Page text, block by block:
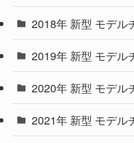
(30)
(27)
(10)
(35)
(10)
2018年 新型 モデル
2019年 新型 モデル
2020年 新型 モデル
2021年 新型 モデル